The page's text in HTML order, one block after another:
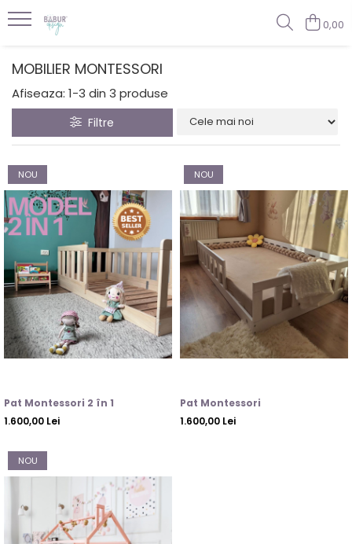
0,00
MOBILIER MONTESSORI
Afiseaza: 1-3 din 3 produse
Filtre
NOU
Pat Montessori 2 în 1
1.600,00 Lei
NOU
Pat Montessori
1.600,00 Lei
NOU